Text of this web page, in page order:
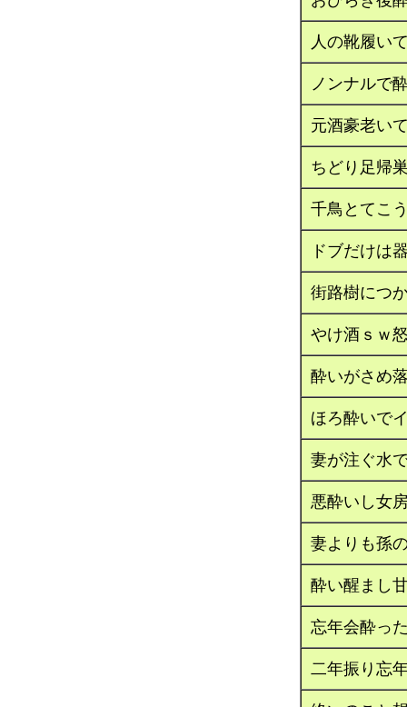
人の靴履い
ノンナルで
元酒豪老い
ちどり足帰
千鳥とてこ
ドブだけは
街路樹につ
やけ酒ｓｗ
酔いがさめ
ほろ酔いで
妻が注ぐ水
悪酔いし女
妻よりも孫
酔い醒まし
忘年会酔っ
二年振り忘